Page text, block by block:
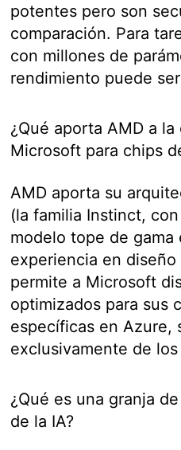
potentes pero son
comparación. Para
con millones de
rendimiento puede
¿Qué aporta AMD a
Microsoft para chips
AMD aporta su
(la familia Instinct,
modelo tope de gama
experiencia en diseño
permite a Microsoft
optimizados para sus
específicas en Azure,
exclusivamente de
¿Qué es una granja
de la IA?